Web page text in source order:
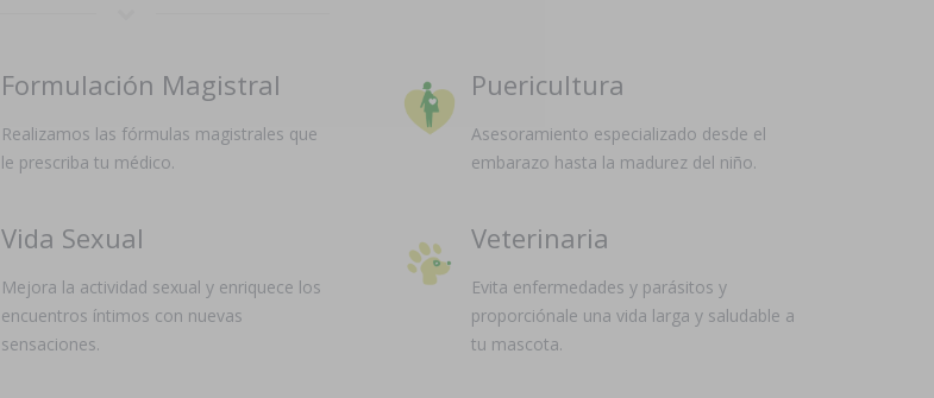
Formulación Magistral
Realizamos las fórmulas magistrales que
le prescriba tu médico.
Puericultura
Asesoramiento especializado desde el
embarazo hasta la madurez del niño.
Vida Sexual
Mejora la actividad sexual y enriquece los
encuentros íntimos con nuevas
sensaciones.
Veterinaria
Evita enfermedades y parásitos y
proporciónale una vida larga y saludable a
tu mascota.